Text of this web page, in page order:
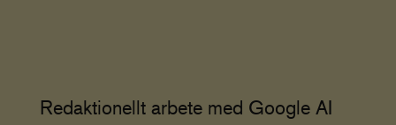
Redaktionellt arbete med Google AI